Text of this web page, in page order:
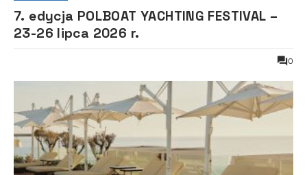
7. edycja POLBOAT YACHTING FESTIVAL –
23-26 lipca 2026 r.
0